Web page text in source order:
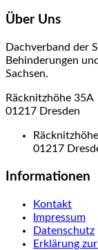
Über Uns
Dachverband der
Behinderungen
Sachsen.
Räcknitzhöhe 35A
01217 Dresden
01217
Informationen
Kontakt
Impressum
Datenschutz
Erklärung